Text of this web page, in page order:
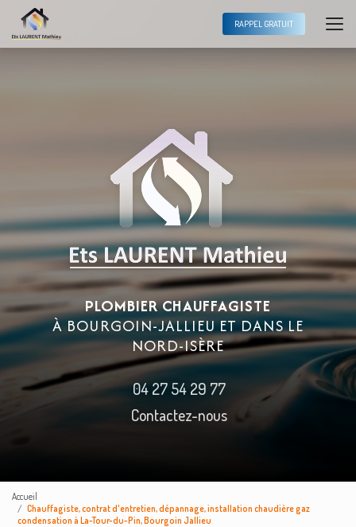
contenu
RAPPEL GRATUIT
PLOMBIER CHAUFFAGISTE
À BOURGOIN-JALLIEU ET DANS LE
NORD-ISÈRE
04 27 54 29 77
Contactez-nous
Accueil
Chauffagiste, contrat d'entretien, dépannage, installation chaudière gaz
condensation à La-Tour-du-Pin, Bourgoin Jallieu